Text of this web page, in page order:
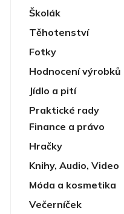
Školák
Těhotenství
Fotky
Hodnocení výrobků
Jídlo a pití
Praktické rady
Finance a právo
Hračky
Knihy, Audio, Video
Móda a kosmetika
Večerníček